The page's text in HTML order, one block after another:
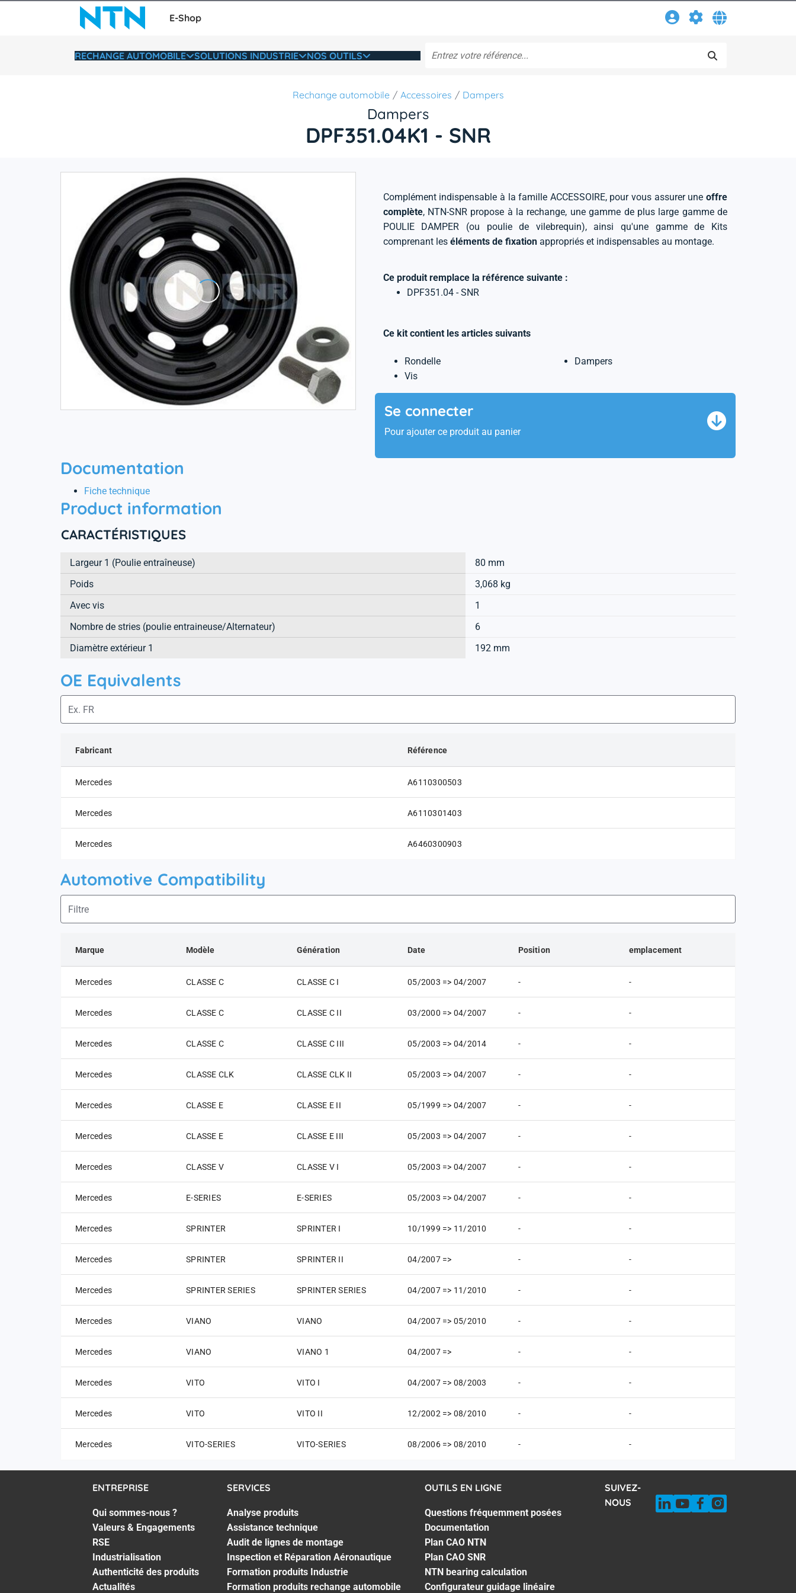
E-Shop
RECHANGE AUTOMOBILE SOLUTIONS INDUSTRIE NOS OUTILS
Rechange automobile Accessoires Dampers
Dampers
DPF351.04K1 - SNR
Complément indispensable à la famille ACCESSOIRE, pour vous assurer une offre
complète, NTN-SNR propose à la rechange, une gamme de plus large gamme de
POULIE DAMPER (ou poulie de vilebrequin), ainsi qu'une gamme de Kits
comprenant leséléments de fixationappropriés et indispensables au montage.
Ce produit remplace la référence suivante :
DPF351.04 - SNR
Ce kit contient les articles suivants
Rondelle
Vis
Dampers
Se connecter
Pour ajouter ce produit au panier
Documentation
Fiche technique
Product information
CARACTÉRISTIQUES
Largeur 1 (Poulie entraîneuse)
80 mm
Poids
3,068 kg
Avec vis
1
Nombre de stries (poulie entraineuse/Alternateur)
6
Diamètre extérieur 1
192 mm
OE Equivalents
Fabricant Référence
Mercedes A6110300503
Mercedes A6110301403
Mercedes A6460300903
Automotive Compatibility
Marque Modèle Génération Date Position emplacement
Mercedes CLASSE C CLASSE C I 05/2003 => 04/2007 - -
Mercedes CLASSE C CLASSE C II 03/2000 => 04/2007 - -
Mercedes CLASSE C CLASSE C III 05/2003 => 04/2014 - -
Mercedes CLASSE CLK CLASSE CLK II 05/2003 => 04/2007 - -
Mercedes CLASSE E CLASSE E II 05/1999 => 04/2007 - -
Mercedes CLASSE E CLASSE E III 05/2003 => 04/2007 - -
Mercedes CLASSE V CLASSE V I 05/2003 => 04/2007 - -
Mercedes E-SERIES E-SERIES 05/2003 => 04/2007 - -
Mercedes SPRINTER SPRINTER I 10/1999 => 11/2010 - -
Mercedes SPRINTER SPRINTER II 04/2007 => - -
Mercedes SPRINTER SERIES SPRINTER SERIES 04/2007 => 11/2010 - -
Mercedes VIANO VIANO 04/2007 => 05/2010 - -
Mercedes VIANO VIANO 1 04/2007 => - -
Mercedes VITO VITO I 04/2007 => 08/2003 - -
Mercedes VITO VITO II 12/2002 => 08/2010 - -
Mercedes VITO-SERIES VITO-SERIES 08/2006 => 08/2010 - -
ENTREPRISE
Qui sommes-nous ?
Valeurs & Engagements
RSE
Industrialisation
Authenticité des produits
Actualités
SERVICES
Analyse produits
Assistance technique
Audit de lignes de montage
Inspection et Réparation Aéronautique
Formation produits Industrie
Formation produits rechange automobile
OUTILS EN LIGNE
Questions fréquemment posées
Documentation
Plan CAO NTN
Plan CAO SNR
NTN bearing calculation
Configurateur guidage linéaire
SUIVEZ-
NOUS